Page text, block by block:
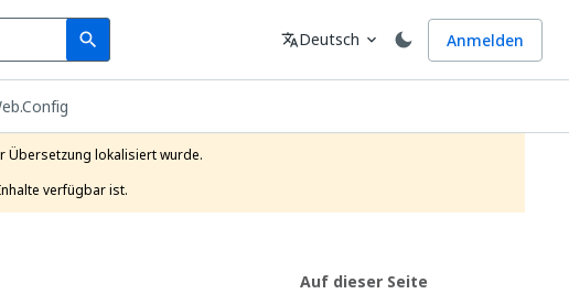
search
Search Sprache
translateDeutsch expand_more Anmelden
Übersetzung lokalisiert wurde.
verfügbar ist.
Auf dieser Seite